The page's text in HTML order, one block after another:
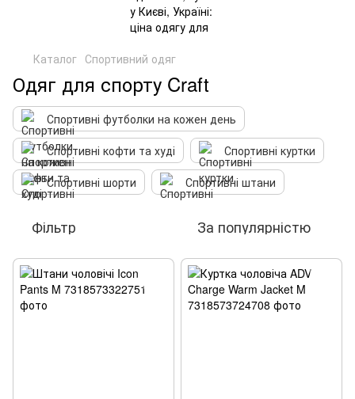
Каталог Спортивний одяг
Одяг для спорту Craft
Спортивні футболки на кожен день
Спортивні кофти та худі
Спортивні куртки
Спортивні шорти
Спортивні штани
Фільтр За популярністю